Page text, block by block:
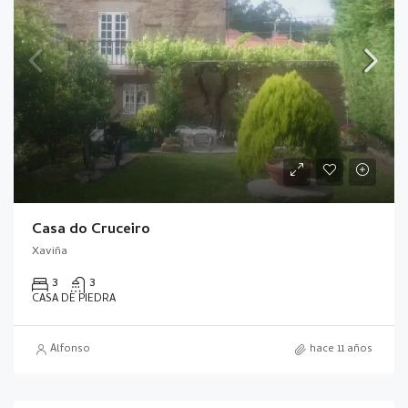
Casa do Cruceiro
Xaviña
3 3
CASA DE PIEDRA
Alfonso hace 11 años